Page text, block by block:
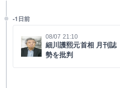
-1日前
08/07 21:10
細川護熙元首相 月刊誌
勢を批判